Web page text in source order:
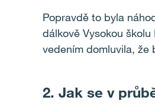
Popravdě to byla
dálkově Vysokou
vedením domluvila, že
2. Jak se v